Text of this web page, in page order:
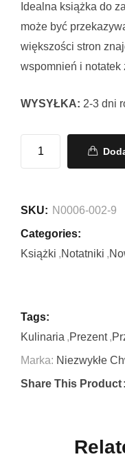
Idealna książka do
może być
większości stron
wspomnień i notatek
WYSYŁKA: 2-3 dni
SKU: N0006-002-9
Categories:
Książki ,Notatniki ,
Tags:
Kulinaria ,Prezent ,
Marka: Niezwykłe
Share This Product